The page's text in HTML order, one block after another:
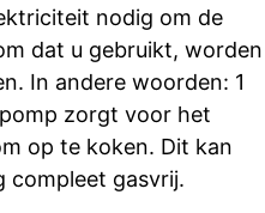
nodig om de
dat u gebruikt, worden
In andere woorden: 1
zorgt voor het
op te koken. Dit kan
compleet gasvrij.